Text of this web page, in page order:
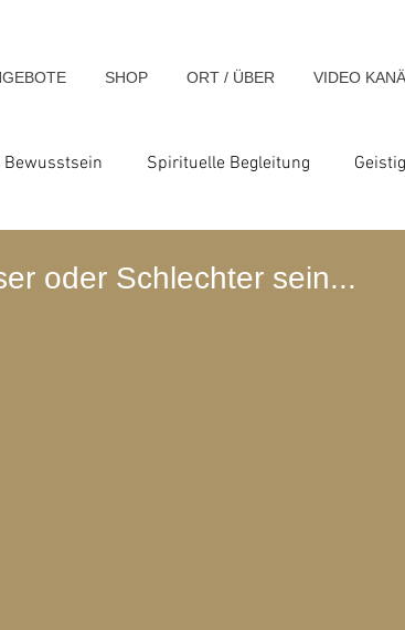
SHOP ORT / ÜBER VIDEO
Bewusstsein Spirituelle Begleitung
oder Schlechter sein...